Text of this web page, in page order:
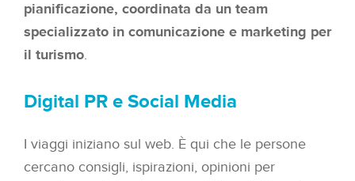
pianificazione, coordinata da un team
specializzato in comunicazione e marketing per
il turismo.
Digital PR e Social Media
I viaggi iniziano sul web. È qui che le persone
cercano consigli, ispirazioni, opinioni per